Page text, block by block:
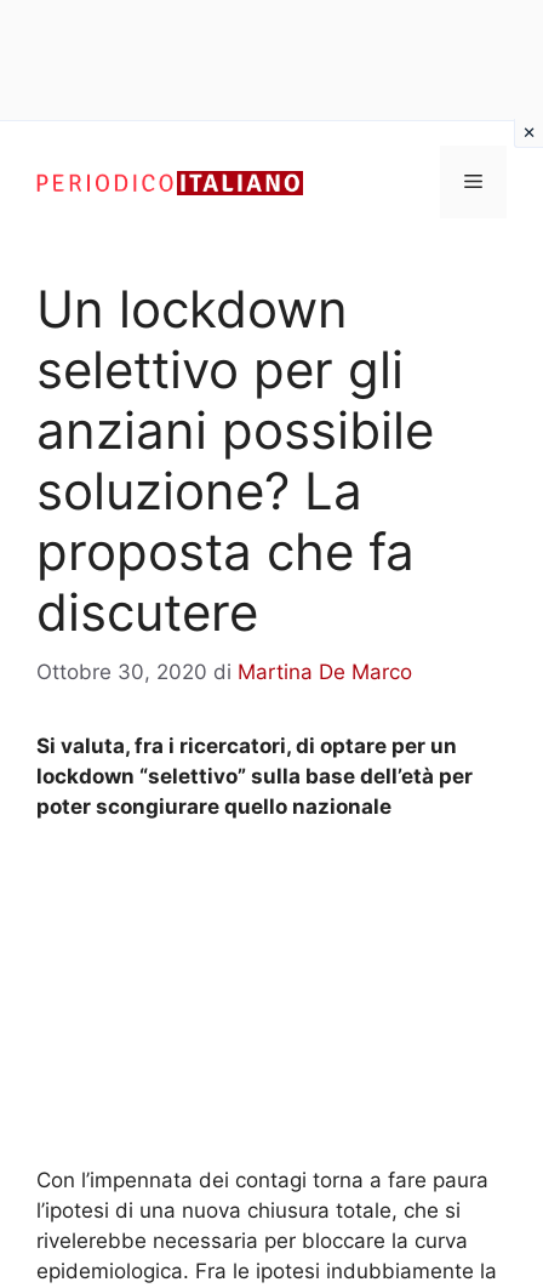
contenuto
Menu
Un lockdown
selettivo per gli
anziani possibile
soluzione? La
proposta che fa
discutere
Ottobre 30, 2020 di Martina De Marco
Si valuta, fra i ricercatori, di optare per un
lockdown “selettivo” sulla base dell’età per
poter scongiurare quello nazionale
Con l’impennata dei contagi torna a fare paura
l’ipotesi di una nuova chiusura totale, che si
rivelerebbe necessaria per bloccare la curva
epidemiologica. Fra le ipotesi indubbiamente la